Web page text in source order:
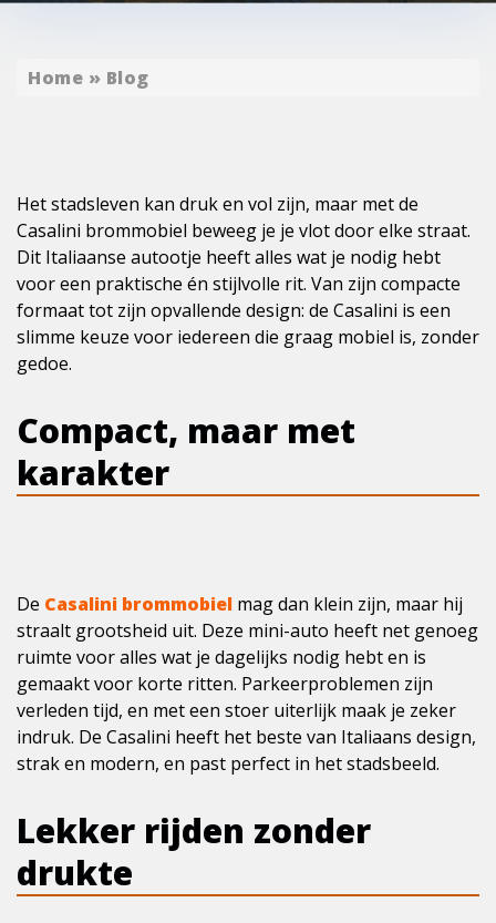
Home » Blog
Het stadsleven kan druk en vol zijn, maar met de
Casalini brommobiel beweeg je je vlot door elke straat.
Dit Italiaanse autootje heeft alles wat je nodig hebt
voor een praktische én stijlvolle rit. Van zijn compacte
formaat tot zijn opvallende design: de Casalini is een
slimme keuze voor iedereen die graag mobiel is, zonder
gedoe.
Compact, maar met
karakter
De Casalini brommobiel mag dan klein zijn, maar hij
straalt grootsheid uit. Deze mini-auto heeft net genoeg
ruimte voor alles wat je dagelijks nodig hebt en is
gemaakt voor korte ritten. Parkeerproblemen zijn
verleden tijd, en met een stoer uiterlijk maak je zeker
indruk. De Casalini heeft het beste van Italiaans design,
strak en modern, en past perfect in het stadsbeeld.
Lekker rijden zonder
drukte